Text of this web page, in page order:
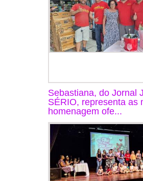
Sebastiana, do Jornal
SÉRIO, representa as
homenagem ofe...